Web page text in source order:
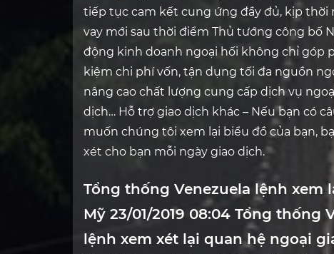
tiếp tục cam kết cung ứng đầy đủ, kịp thời
vay mới sau thời điểm Thủ tướng công bố
động kinh doanh ngoại hối không chỉ góp
kiệm chi phí vốn, tận dụng tối đa nguồn
nâng cao chất lượng cung cấp dịch vụ
dịch… Hỗ trợ giao dịch khác – Nếu bạn có
muốn chúng tôi xem lại biểu đồ của bạn,
xét cho bạn mỗi ngày giao dịch.
Tổng thống Venezuela lệnh xem
Mỹ 23/01/2019 08:04 Tổng thống
lệnh xem xét lại quan hệ ngoại